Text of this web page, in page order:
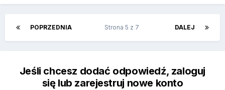
POPRZEDNIA DALEJ
Strona 5 z 7
Jeśli chcesz dodać odpowiedź, zaloguj
się lub zarejestruj nowe konto